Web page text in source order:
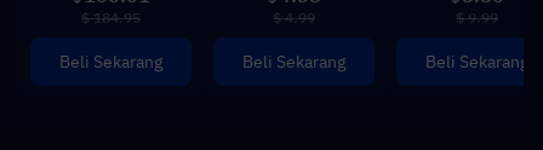
$ 184.95
Beli Sekarang
$ 4.99
Beli Sekarang
$ 9.99
Beli Sekarang